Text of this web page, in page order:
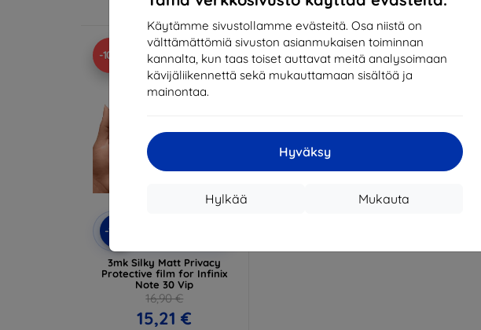
Käytämme sivustollamme evästeitä. Osa niistä on
välttämättömiä sivuston asianmukaisen toiminnan
kannalta, kun taas toiset auttavat meitä analysoimaan
kävijäliikennettä sekä mukauttamaan sisältöä ja
mainontaa.
Hyväksy
Mukauta
Hylkää
Varastossa > 5 kpl Varastossa > 5 kpl
-10%
-10%
3mk Silky Matt Privacy
Protective film for Infinix
Note 30 Vip
16,90 €
15,21 €